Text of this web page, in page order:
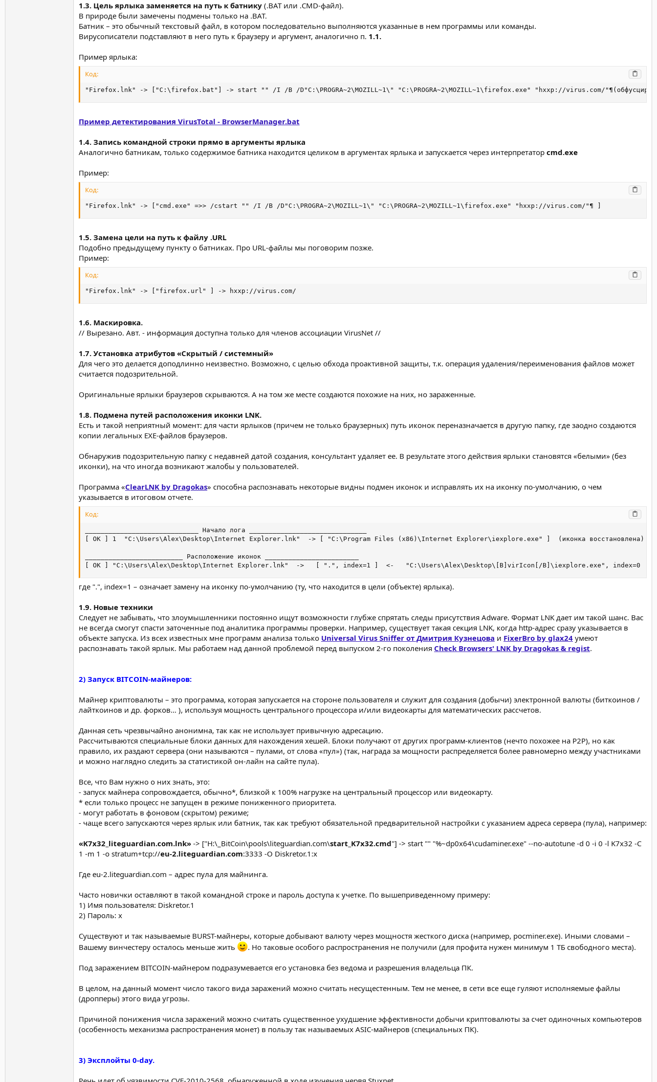
1.3. Цель ярлыка заменяется на путь к батнику (.BAT или .CMD-файл).
В природе были замечены подмены только на .BAT.
Батник – это обычный текстовый файл, в котором последовательно выполняются указанные в нем программы или команды.
Вирусописатели подставляют в него путь к браузеру и аргумент, аналогично п. 1.1.
Пример ярлыка:
Код:
"Firеfох.lnk" -> ["C:\firefox.bat"] -> start "" /I /B /D"C:\PROGRA~2\MOZILL~1\" "C:\PROGRA~2\MOZILL~1\firefox.exe" "hxxp://virus.com/
Пример детектирования VirusTotal - BrowserManager.bat
1.4. Запись командной строки прямо в аргументы ярлыка
Аналогично батникам, только содержимое батника находится целиком в аргументах ярлыка и запускается через интерпретатор cmd.exe
Пример:
Код:
"Firеfох.lnk" -> ["cmd.exe" =>> /cstart "" /I /B /D"C:\PROGRA~2\MOZILL~1\" "C:\PROGRA~2\MOZILL~1\firefox.exe" "hxxp://virus.com/"¶ ]
1.5. Замена цели на путь к файлу .URL
Подобно предыдущему пункту о батниках. Про URL-файлы мы поговорим позже.
Пример:
Код:
"Firеfох.lnk" -> ["firefox.url" ] -> hxxp://virus.com/
1.6. Маскировка.
// Вырезано. Авт. - информация доступна только для членов ассоциации VirusNet //
1.7. Установка атрибутов «Скрытый / системный»
Для чего это делается доподлинно неизвестно. Возможно, с целью обхода проактивной защиты, т.к. операция удаления/переименования файлов может
считается подозрительной.
Оригинальные ярлыки браузеров скрываются. А на том же месте создаются похожие на них, но зараженные.
1.8. Подмена путей расположения иконки LNK.
Есть и такой неприятный момент: для части ярлыков (причем не только браузерных) путь иконок переназначается в другую папку, где заодно создаются
копии легальных EXE-файлов браузеров.
Обнаружив подозрительную папку с недавней датой создания, консультант удаляет ее. В результате этого действия ярлыки становятся «белыми» (без
иконки), на что иногда возникают жалобы у пользователей.
Программа «ClearLNK by Dragokas» способна распознавать некоторые видны подмен иконок и исправлять их на иконку по-умолчанию, о чем
указывается в итоговом отчете.
Код:
_____________________________ Начало лога ______________________________
[ OK ] 1  "C:\Users\Alex\Desktop\Internet Explorer.lnk"  -> [ "C:\Program Files (x86)\Internet Explorer\iexplore.exe" ]  (иконка восстановлена)
_________________________ Расположение иконок ________________________
[ OK ] "C:\Users\Alex\Desktop\Internet Explorer.lnk"  ->   [ ".", index=1 ]  <-   "C:\Users\Alex\Desktop\[B]virIcon[/B]\iexplore.exe", index=0
где ".", index=1 – означает замену на иконку по-умолчанию (ту, что находится в цели (объекте) ярлыка).
1.9. Новые техники
Следует не забывать, что злоумышленники постоянно ищут возможности глубже спрятать следы присутствия Adware. Формат LNK дает им такой шанс. Вас
не всегда смогут спасти заточенные под аналитика программы проверки. Например, существует такая секция LNK, когда http-адрес сразу указывается в
объекте запуска. Из всех известных мне программ анализа только Universal Virus Sniffer от Дмитрия Кузнецова и FixerBro by glax24 умеют
распознавать такой ярлык. Мы работаем над данной проблемой перед выпуском 2-го поколения Check Browsers' LNK by Dragokas & regist.
2) Запуск BITCOIN-майнеров:
Майнер криптовалюты – это программа, которая запускается на стороне пользователя и служит для создания (добычи) электронной валюты (биткоинов /
лайткоинов и др. форков… ), используя мощность центрального процессора и/или видеокарты для математических рассчетов.
Данная сеть чрезвычайно анонимна, так как не использует привычную адресацию.
Рассчитываются специальные блоки данных для нахождения хешей. Блоки получают от других программ-клиентов (нечто похожее на P2P), но как
правило, их раздают сервера (они называются – пулами, от слова «пул») (так, награда за мощности распределяется более равномерно между участниками
и можно наглядно следить за статистикой он-лайн на сайте пула).
Все, что Вам нужно о них знать, это:
- запуск майнера сопровождается, обычно*, близкой к 100% нагрузке на центральный процессор или видеокарту.
* если только процесс не запущен в режиме пониженного приоритета.
- могут работать в фоновом (скрытом) режиме;
- чаще всего запускаются через ярлык или батник, так как требуют обязательной предварительной настройки с указанием адреса сервера (пула), например:
«K7x32_liteguardian.com.lnk» -> ["H:\_BitCoin\pools\liteguardian.com\start_K7x32.cmd"] -> start "" "%~dp0x64\cudaminer.exe" --no-autotune -d 0 -i 0 -l K7x32 -C
1 -m 1 -o stratum+tcp://eu-2.liteguardian.com:3333 -O Diskretor.1:x
Где eu-2.liteguardian.com – адрес пула для майнинга.
Часто новички оставляют в такой командной строке и пароль доступа к учетке. По вышеприведенному примеру:
1) Имя пользователя: Diskretor.1
2) Пароль: x
Существуют и так называемые BURST-майнеры, которые добывают валюту через мощностя жесткого диска (например, pocminer.exe). Иными словами –
Вашему винчестеру осталось меньше жить
. Но таковые особого распространения не получили (для профита нужен минимум 1 ТБ свободного места).
Под заражением BITCOIN-майнером подразумевается его установка без ведома и разрешения владельца ПК.
В целом, на данный момент число такого вида заражений можно считать несущестенным. Тем не менее, в сети все еще гуляют исполняемые файлы
(дропперы) этого вида угрозы.
Причиной понижения числа заражений можно считать существенное ухудшение эффективности добычи криптовалюты за счет одиночных компьютеров
(особенность механизма распространения монет) в пользу так называемых ASIC-майнеров (специальных ПК).
3) Эксплойты 0-day.